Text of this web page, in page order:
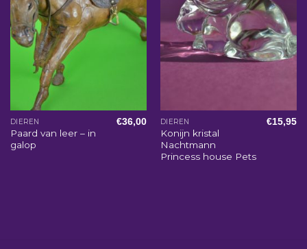
DIEREN
Paard van leer – in
galop
€36,00 DIEREN
Konijn kristal
Nachtmann
Princess house Pets
€15,95